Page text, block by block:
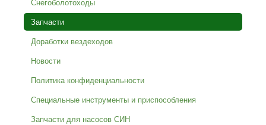
Запчасти
Доработки вездеходов
Новости
Политика конфиденциальности
Специальные инструменты и приспособления
Запчасти для насосов СИН